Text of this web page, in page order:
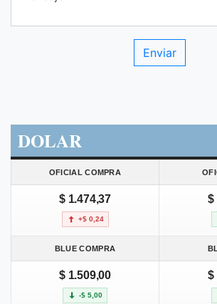
DOLAR
OFICIAL COMPRA
$ 1.474,37
+$ 0,24
$
BLUE COMPRA
$ 1.509,00
-$ 5,00
$